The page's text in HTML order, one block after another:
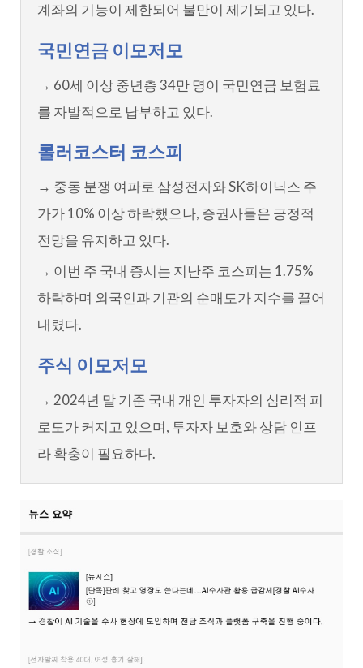
계좌의 기능이 제한되어 불만이 제기되고 있다.
국민연금 이모저모
→ 60세 이상 중년층 34만 명이 국민연금 보험료
를 자발적으로 납부하고 있다.
롤러코스터 코스피
→ 중동 분쟁 여파로 삼성전자와 SK하이닉스 주
가가 10% 이상 하락했으나, 증권사들은 긍정적
전망을 유지하고 있다.
→ 이번 주 국내 증시는 지난주 코스피는 1.75%
하락하며 외국인과 기관의 순매도가 지수를 끌어
내렸다.
주식 이모저모
→ 2024년 말 기준 국내 개인 투자자의 심리적 피
로도가 커지고 있으며, 투자자 보호와 상담 인프
라 확충이 필요하다.